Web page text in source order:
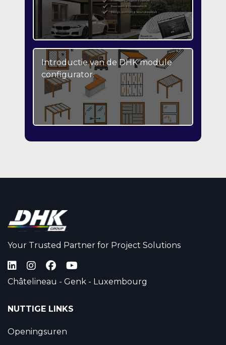
Introductie van de DHK module
configurator.
Your Trusted Partner for Project Solutions
Châtelineau - Genk - Luxembourg
NUTTIGE LINKS
Openingsuren